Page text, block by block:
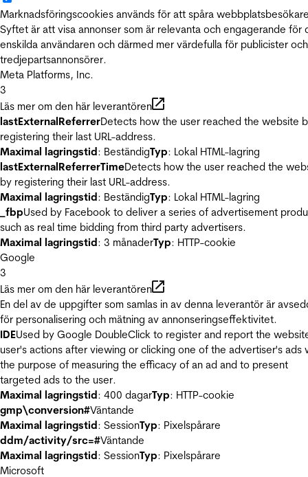
Marknadsföringscookies används för att spåra
Syftet är att visa annonser som är relevanta och engagerande för
enskilda användaren och därmed mer värdefulla för publicister och
tredjepartsannonsörer.
Meta Platforms, Inc.
3
Läs mer om den här leverantören
lastExternalReferrerDetects how the user reached the website
registering their last URL-address.
Maximal lagringstid: BeständigTyp: Lokal HTML-lagring
lastExternalReferrerTimeDetects how the user reached the
by registering their last URL-address.
Maximal lagringstid: BeständigTyp: Lokal HTML-lagring
_fbpUsed by Facebook to deliver a series of advertisement
such as real time bidding from third party advertisers.
Maximal lagringstid: 3 månaderTyp: HTTP-cookie
Google
3
Läs mer om den här leverantören
En del av de uppgifter som samlas in av denna leverantör är
för personalisering och mätning av annonseringseffektivitet.
IDEUsed by Google DoubleClick to register and report the
user's actions after viewing or clicking one of the advertiser's ads
the purpose of measuring the efficacy of an ad and to present
targeted ads to the user.
Maximal lagringstid: 400 dagarTyp: HTTP-cookie
gmp\conversion#Väntande
Maximal lagringstid: SessionTyp: Pixelspårare
ddm/activity/src=#Väntande
Maximal lagringstid: SessionTyp: Pixelspårare
Microsoft